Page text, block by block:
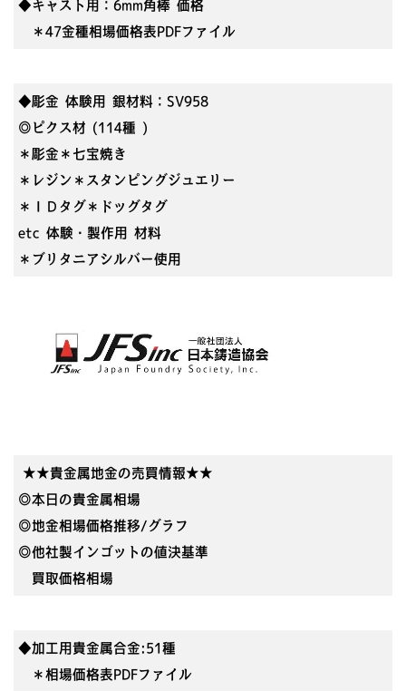
◆キャスト用：6mm角棒 価格
＊47金種相場価格表PDFファイル
◆彫金 体験用 銀材料：SV958
◎ピクス材 (114種 )
＊彫金＊七宝焼き
＊レジン＊スタンピングジュエリー
＊ＩＤタグ＊ドッグタグ
etc 体験・製作用 材料
＊ブリタニアシルバー使用
★★貴金属地金の売買情報★★
◎本日の貴金属相場
◎地金相場価格推移/グラフ
◎他社製インゴットの値決基準
買取価格相場
◆加工用貴金属合金:51種
＊相場価格表PDFファイル